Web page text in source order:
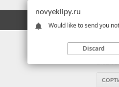
ВСЕ
novyeklipy.ru
Would like to send you
Discard